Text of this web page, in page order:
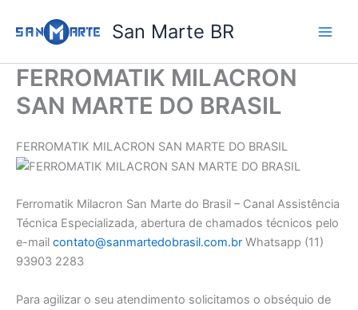
para
conteúdo
San Marte BR
FERROMATIK MILACRON
SAN MARTE DO BRASIL
FERROMATIK MILACRON SAN MARTE DO BRASIL
Ferromatik Milacron San Marte do Brasil – Canal Assistência
Técnica Especializada, abertura de chamados técnicos pelo
e-mail contato@sanmartedobrasil.com.br Whatsapp (11)
93903 2283
Para agilizar o seu atendimento solicitamos o obséquio de